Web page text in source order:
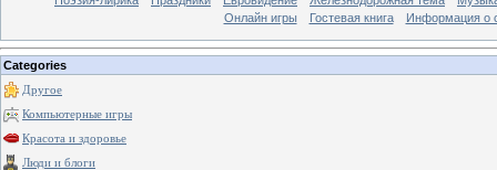
Онлайн игры
Гостевая книга Информация о
Categories
Другое
Компьютерные игры
Красота и здоровье
Люди и блоги